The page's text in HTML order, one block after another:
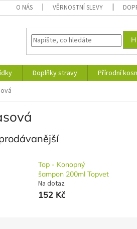
O NÁS VĚRNOSTNÍ SLEVY
Doplňky stravy Přírodní
Top - Konopný
šampon 200ml Topvet
Na dotaz
152 Kč